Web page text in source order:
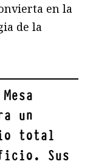
en la
de la
un
total
Sus